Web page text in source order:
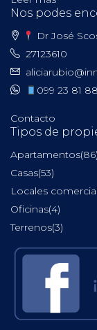
Nos podes
Dr José
27123610
099 23 81
Contacto
Tipos de
Apartamentos(86)
Casas(53)
Locales
Oficinas(4)
Terrenos(3)